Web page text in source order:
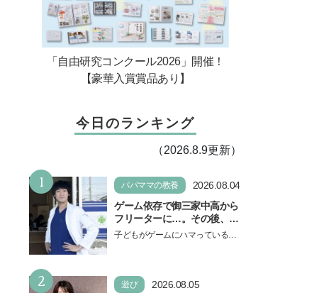
「自由研究コンクール2026」開催！
【豪華入賞賞品あり】
今日のランキング
（2026.8.9更新）
1 パパママの教養
2026.08.04
ゲーム依存で御三家中高から
フリーターに…。その後、医
学部へ逆転合格した現役医師
子どもがゲームにハマっている
2 遊び
2026.08.05